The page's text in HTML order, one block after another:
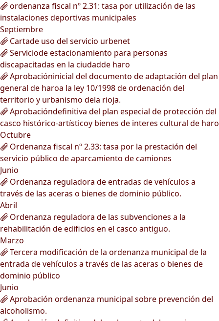
ordenanza fiscal nº 2.31: tasa por utilización de las
instalaciones deportivas municipales
Septiembre
Cartade uso del servicio urbenet
Serviciode estacionamiento para personas
discapacitadas en la ciudadde haro
Aprobacióninicial del documento de adaptación del plan
general de haroa la ley 10/1998 de ordenación del
territorio y urbanismo dela rioja.
Aprobacióndefinitiva del plan especial de protección del
casco histórico-artísticoy bienes de interes cultural de haro
Octubre
Ordenanza fiscal nº 2.33: tasa por la prestación del
servicio público de aparcamiento de camiones
Junio
Ordenanza reguladora de entradas de vehículos a
través de las aceras o bienes de dominio público.
Abril
Ordenanza reguladora de las subvenciones a la
rehabilitación de edificios en el casco antiguo.
Marzo
Tercera modificación de la ordenanza municipal de la
entrada de vehículos a través de las aceras o bienes de
dominio público
Junio
Aprobación ordenanza municipal sobre prevención del
alcoholismo.